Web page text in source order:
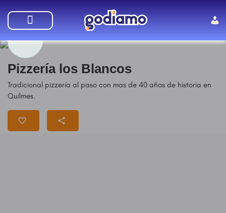
Pizzería los Blancos
Tradicional pizzería al paso con mas de 40 años de historia en
Quilmes.